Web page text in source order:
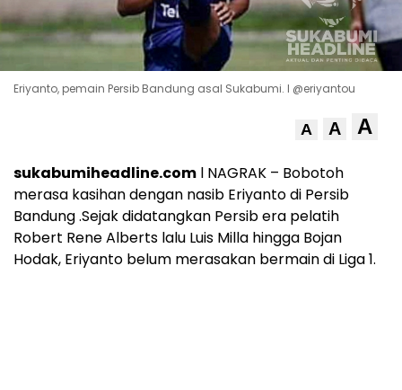
Eriyanto, pemain Persib Bandung asal Sukabumi. l @eriyantou
A A A
sukabumiheadline.com l NAGRAK – Bobotoh
merasa kasihan dengan nasib Eriyanto di Persib
Bandung .Sejak didatangkan Persib era pelatih
Robert Rene Alberts lalu Luis Milla hingga Bojan
Hodak, Eriyanto belum merasakan bermain di Liga 1.